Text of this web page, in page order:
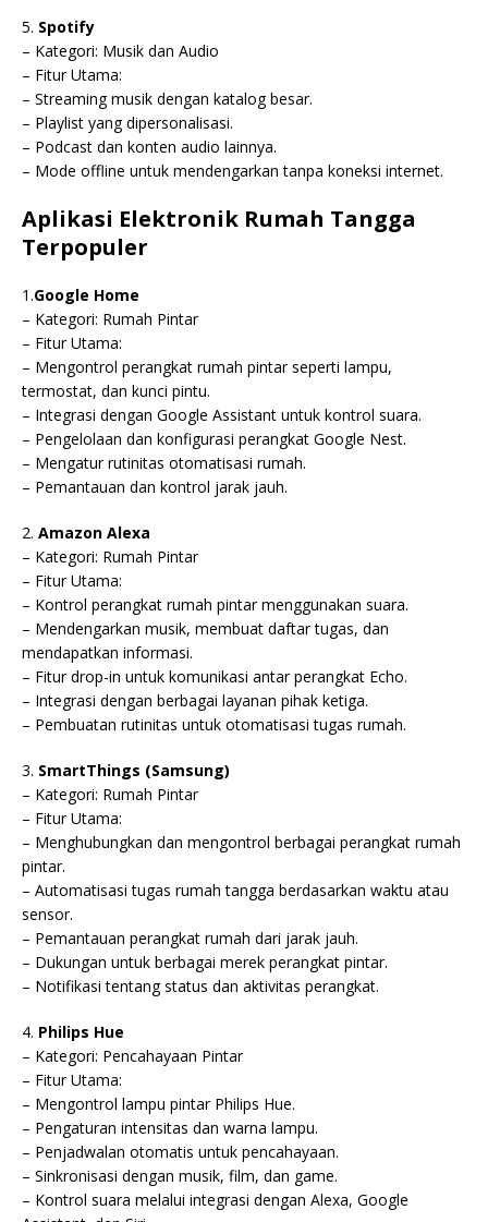
5. Spotify
– Kategori: Musik dan Audio
– Fitur Utama:
– Streaming musik dengan katalog besar.
– Playlist yang dipersonalisasi.
– Podcast dan konten audio lainnya.
– Mode offline untuk mendengarkan tanpa koneksi internet.
Aplikasi Elektronik Rumah Tangga
Terpopuler
1.Google Home
– Kategori: Rumah Pintar
– Fitur Utama:
– Mengontrol perangkat rumah pintar seperti lampu,
termostat, dan kunci pintu.
– Integrasi dengan Google Assistant untuk kontrol suara.
– Pengelolaan dan konfigurasi perangkat Google Nest.
– Mengatur rutinitas otomatisasi rumah.
– Pemantauan dan kontrol jarak jauh.
2. Amazon Alexa
– Kategori: Rumah Pintar
– Fitur Utama:
– Kontrol perangkat rumah pintar menggunakan suara.
– Mendengarkan musik, membuat daftar tugas, dan
mendapatkan informasi.
– Fitur drop-in untuk komunikasi antar perangkat Echo.
– Integrasi dengan berbagai layanan pihak ketiga.
– Pembuatan rutinitas untuk otomatisasi tugas rumah.
3. SmartThings (Samsung)
– Kategori: Rumah Pintar
– Fitur Utama:
– Menghubungkan dan mengontrol berbagai perangkat rumah
pintar.
– Automatisasi tugas rumah tangga berdasarkan waktu atau
sensor.
– Pemantauan perangkat rumah dari jarak jauh.
– Dukungan untuk berbagai merek perangkat pintar.
– Notifikasi tentang status dan aktivitas perangkat.
4. Philips Hue
– Kategori: Pencahayaan Pintar
– Fitur Utama:
– Mengontrol lampu pintar Philips Hue.
– Pengaturan intensitas dan warna lampu.
– Penjadwalan otomatis untuk pencahayaan.
– Sinkronisasi dengan musik, film, dan game.
– Kontrol suara melalui integrasi dengan Alexa, Google